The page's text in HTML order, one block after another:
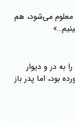
می‌شود، هم
به در و دیوار
بود، اما پدر باز